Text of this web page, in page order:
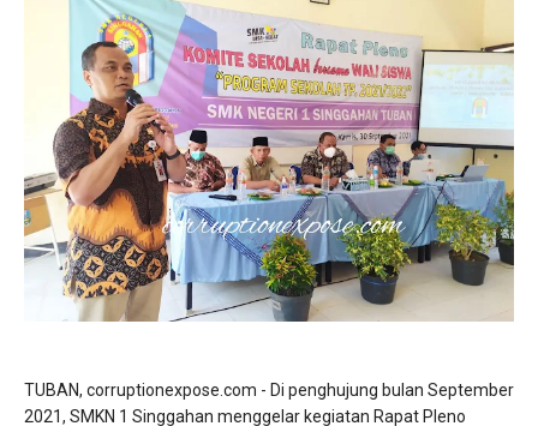
TUBAN, corruptionexpose.com - Di penghujung bulan September
2021, SMKN 1 Singgahan menggelar kegiatan Rapat Pleno